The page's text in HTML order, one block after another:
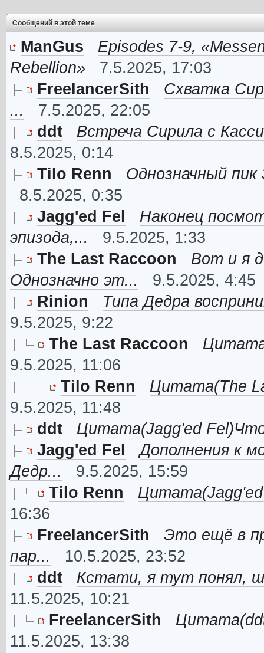
Сообщений в этой теме
ManGus
Episodes 7-9,
Rebellion»
7.5.2025, 17:03
FreelancerSith
Схватка
...
7.5.2025, 22:05
ddt
Встреча Сирила с
8.5.2025, 0:14
Tilo Renn
Однозначный
8.5.2025, 0:35
Jagg'ed Fel
Наконец
эпизода,...
9.5.2025, 1:33
The Last Raccoon
Вот и я
Однозначно эт...
9.5.2025, 4:45
Rinion
Типа Дедра
9.5.2025, 9:22
The Last Raccoon
9.5.2025, 11:06
Tilo Renn
Цитата(The
9.5.2025, 11:48
ddt
Цитата(Jagg'ed
Jagg'ed Fel
Дополнения к
Дедр...
9.5.2025, 15:59
Tilo Renn
Цитата(Jagg'ed
16:36
FreelancerSith
Это ещё в
пар...
10.5.2025, 23:52
ddt
Кстати, я тут понял,
11.5.2025, 10:21
FreelancerSith
11.5.2025, 13:38